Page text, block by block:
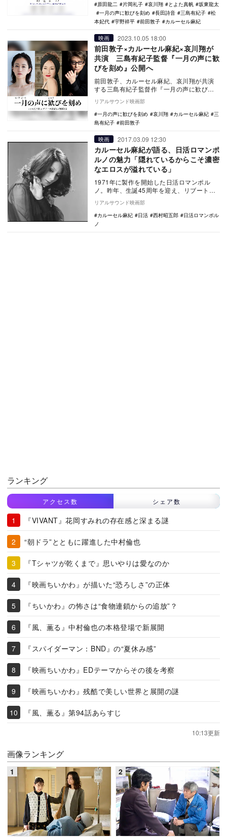
原田龍二
片岡礼子 哀川翔 とよた真帆
坂東龍太
一月の声に歓びを刻め
長田詩音 三島有紀子
松
本妃代
宇野祥平 前田敦子 カルーセル麻紀
映画 2023.10.05 18:00
前田敦子×カルーセル麻紀×哀川翔が
共演 三島有紀子監督『一月の声に歓
びを刻め』公開へ
前田敦子、カルーセル麻紀、哀川翔が共演
する三島有紀子監督作『一月の声に歓びを
刻め』が、2024年2月9日よりテアトル新宿
ほかにて…
リアルサウンド映画部
一月の声に歓びを刻め
哀川翔 カルーセル麻紀
三
島有紀子
前田敦子
映画 2017.03.09 12:30
カルーセル麻紀が語る、日活ロマンポ
ルノの魅力「隠れているからこそ濃密
なエロスが溢れている」
1971年に製作を開始した日活ロマンポル
ノ。昨年、生誕45周年を迎え、リブートプ
ロジェクトが始動するなど、新たな盛り上
がりを見せ…
リアルサウンド映画部
カルーセル麻紀
日活 西村昭五郎
日活ロマンポル
ノ
ランキング
アクセス数 シェア数
『VIVANT』花岡すみれの存在感と深まる謎
“朝ドラ”とともに躍進した中村倫也
『Tシャツが乾くまで』思いやりは愛なのか
『映画ちいかわ』が描いた“恐ろしさ”の正体
『ちいかわ』の怖さは“食物連鎖からの追放”？
『風、薫る』中村倫也の本格登場で新展開
『スパイダーマン：BND』の“夏休み感”
『映画ちいかわ』EDテーマからその後を考察
『映画ちいかわ』残酷で美しい世界と展開の謎
『風、薫る』第94話あらすじ
10:13更新
画像ランキング